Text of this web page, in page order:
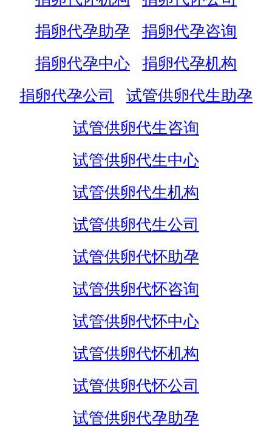
捐卵代孕助孕
捐卵代孕咨询
捐卵代孕中心
捐卵代孕机构
捐卵代孕公司
试管供卵代生助孕
试管供卵代生咨询
试管供卵代生中心
试管供卵代生机构
试管供卵代生公司
试管供卵代怀助孕
试管供卵代怀咨询
试管供卵代怀中心
试管供卵代怀机构
试管供卵代怀公司
试管供卵代孕助孕